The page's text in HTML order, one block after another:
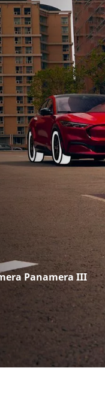
Panamera III